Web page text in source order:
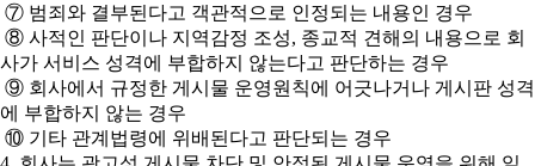
⑦ 범죄와 결부된다고 객관적으로 인정되는 내용인 경우
⑧ 사적인 판단이나 지역감정 조성, 종교적 견해의 내용으로 회
사가 서비스 성격에 부합하지 않는다고 판단하는 경우
⑨ 회사에서 규정한 게시물 운영원칙에 어긋나거나 게시판 성격
에 부합하지 않는 경우
⑩ 기타 관계법령에 위배된다고 판단되는 경우